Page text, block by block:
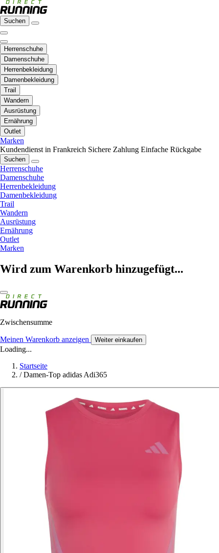
Suchen
Herrenschuhe
Damenschuhe
Herrenbekleidung
Damenbekleidung
Trail
Wandern
Ausrüstung
Ernährung
Outlet
Marken
Kundendienst in Frankreich Sichere Zahlung Einfache Rückgabe
Suchen
Herrenschuhe
Damenschuhe
Herrenbekleidung
Damenbekleidung
Trail
Wandern
Ausrüstung
Ernährung
Outlet
Marken
Wird zum Warenkorb hinzugefügt...
Zwischensumme
Meinen Warenkorb anzeigen Weiter einkaufen
Loading...
Startseite
/ Damen-Top adidas Adi365